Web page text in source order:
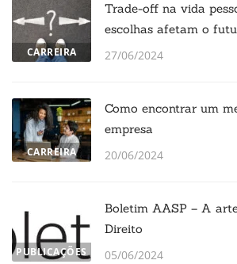
CARREIRA
Trade-off na vida
escolhas afetam o
27/06/2024
CARREIRA
Como encontrar um
empresa
20/06/2024
PUBLICAÇÕES
Boletim AASP – A
Direito
05/06/2024